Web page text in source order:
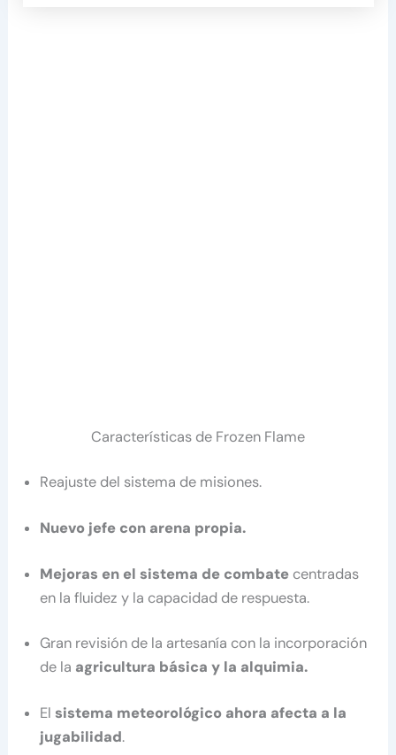
Características de Frozen Flame
Reajuste del sistema de misiones.
Nuevo jefe con arena propia.
Mejoras en el sistema de combate centradas
en la fluidez y la capacidad de respuesta.
Gran revisión de la artesanía con la incorporación
de la agricultura básica y la alquimia.
Elsistema meteorológico ahora afecta a la
jugabilidad.